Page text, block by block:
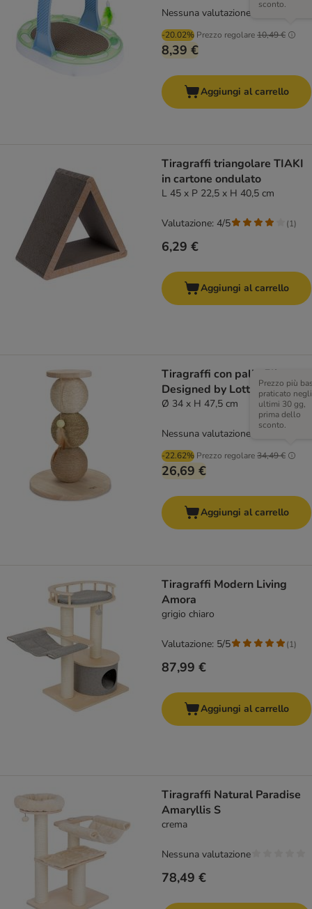
-20.02% Prezzo regolare10,49 €
sconto.
8,39 €
Nessuna valutazione
Aggiungi al carrello
Tiragraffi triangolare TIAKI
in cartone ondulato
L 45 x P 22,5 x H 40,5 cm
6,29 €
Valutazione: 4/5 (1)
Aggiungi al carrello
Tiragraffi con palla Elio
Designed by Lotte
Ø 34 x H 47,5 cm
-22.62% Prezzo regolare34,49 €
Prezzo più
praticato negli
ultimi 30 gg,
prima dello
sconto.
26,69 €
Nessuna valutazione
Aggiungi al carrello
Tiragraffi Modern Living
Amora
grigio chiaro
87,99 €
Valutazione: 5/5 (1)
Aggiungi al carrello
Tiragraffi Natural Paradise
Amaryllis S
crema
78,49 €
Nessuna valutazione